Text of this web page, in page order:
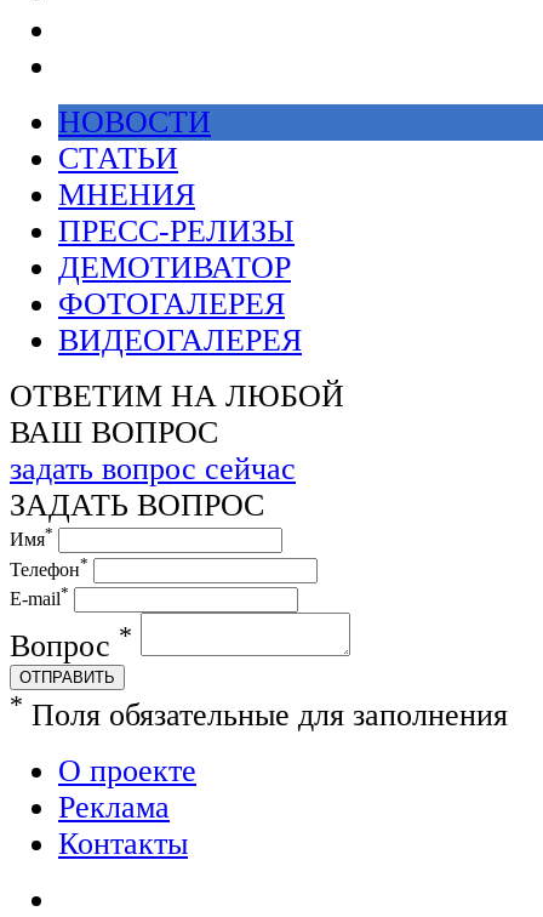
НОВОСТИ
СТАТЬИ
МНЕНИЯ
ПРЕСС-РЕЛИЗЫ
ДЕМОТИВАТОР
ФОТОГАЛЕРЕЯ
ВИДЕОГАЛЕРЕЯ
ОТВЕТИМ НА ЛЮБОЙ
ВАШ ВОПРОС
задать вопрос сейчас
ЗАДАТЬ ВОПРОС
Имя*
Телефон*
E-mail*
Вопрос *
ОТПРАВИТЬ
* Поля обязательные для заполнения
О проекте
Реклама
Контакты